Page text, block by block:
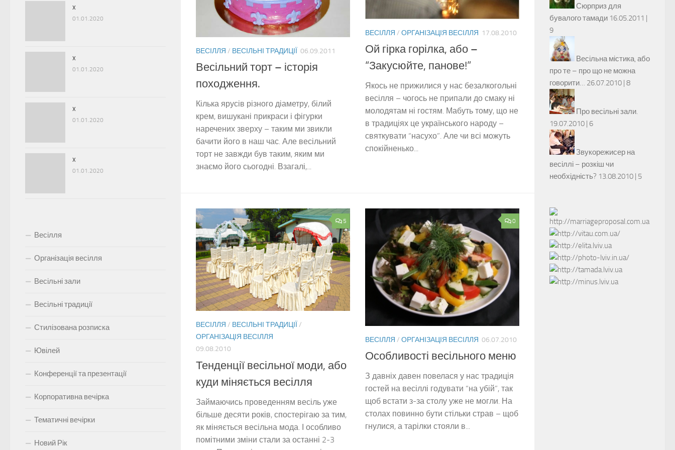
ВЕСІЛЛЯ / ВЕСІЛЬНІ ТРАДИЦІЇ 06.09.2011
Весільний торт – історія
походження.
Кілька ярусів різного діаметру, білий
крем, вишукані прикраси і фігурки
наречених зверху – таким ми звикли
бачити його в наш час. Але весільний
торт не завжди був таким, яким ми
знаємо його сьогодні. Взагалі,...
ВЕСІЛЛЯ / ОРГАНІЗАЦІЯ ВЕСІЛЛЯ 17.08.2010
Ой гірка горілка, або –
“Закусюйте, панове!”
Якось не прижилися у нас безалкогольні
весілля – чогось не припали до смаку ні
молодятам ні гостям. Мабуть тому, що не
в традиціях це українського народу –
святкувати “насухо”. Але чи всі можуть
спокійненько...
5
ВЕСІЛЛЯ / ВЕСІЛЬНІ ТРАДИЦІЇ /
ОРГАНІЗАЦІЯ ВЕСІЛЛЯ
09.08.2010
Тенденції весільної моди, або
куди міняється весілля
Займаючись проведенням весіль уже
більше десяти років, спостерігаю за тим,
як міняється весільна мода. І особливо
помітними зміни стали за останні 2-3
0
ВЕСІЛЛЯ / ОРГАНІЗАЦІЯ ВЕСІЛЛЯ 06.07.2010
Особливості весільного меню
З давніх давен повелася у нас традиція
гостей на весіллі годувати “на убій”, так
щоб встати з-за столу уже не могли. На
столах повинно бути стільки страв – щоб
гнулися, а тарілки стояли в...
x
01.01.2020
x
01.01.2020
x
01.01.2020
x
01.01.2020
Весілля
Організація весілля
Весільні зали
Весільні традиції
Стилізована розписка
Ювілей
Конференції та презентації
Корпоративна вечірка
Тематичні вечірки
Новий Рік
Сюрприз для
бувалого тамади 16.05.2011 |
9
Весільна містика, або
про те – про що не можна
говорити… 26.07.2010 | 8
Про весільні зали.
19.07.2010 | 6
Звукорежисер на
весіллі – розкіш чи
необхідність? 13.08.2010 | 5